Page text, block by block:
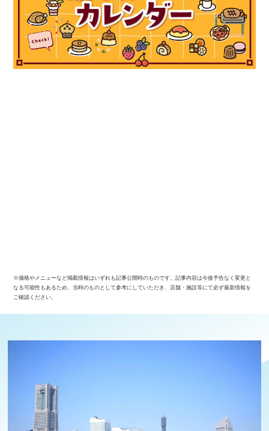
※価格やメニューなど掲載情報はいずれも記事公開時のものです。記事内容は今後予告なく変更と
なる可能性もあるため、当時のものとして参考にしていただき、店舗・施設等にて必ず最新情報を
ご確認ください。